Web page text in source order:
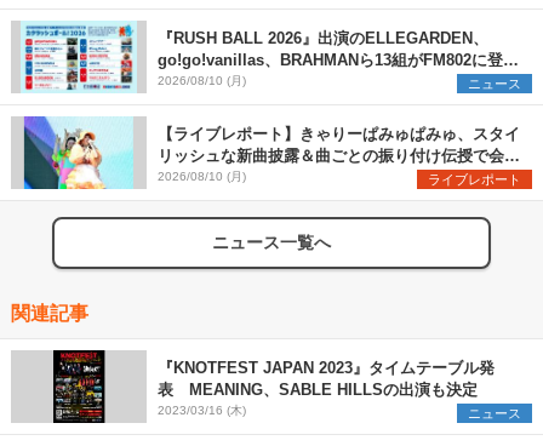
『RUSH BALL 2026』出演のELLEGARDEN、
go!go!vanillas、BRAHMANら13組がFM802に登
場、他出演アーティストの“渾身の1曲”をセレクト
2026/08/10 (月) ニュース
【ライブレポート】きゃりーぱみゅぱみゅ、スタイ
リッシュな新曲披露＆曲ごとの振り付け伝授で会場
を盛り上げまくる！＜LuckyFes’26＞
2026/08/10 (月) ライブレポート
ニュース一覧へ
関連記事
『KNOTFEST JAPAN 2023』タイムテーブル発
表 MEANING、SABLE HILLSの出演も決定
2023/03/16 (木) ニュース